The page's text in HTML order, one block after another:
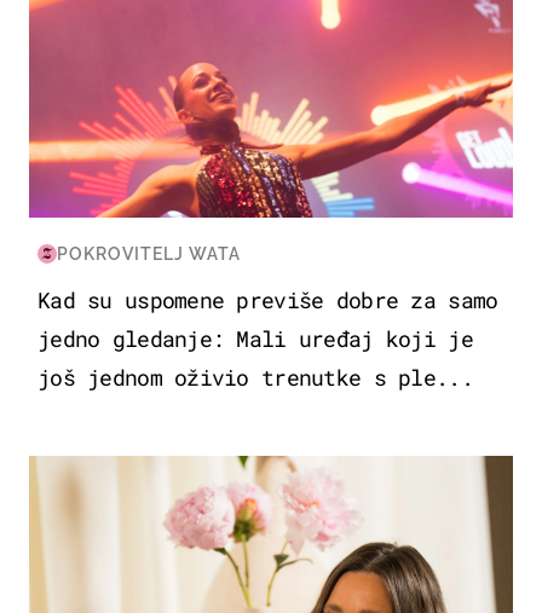
POKROVITELJ WATA
Kad su uspomene previše dobre za samo
jedno gledanje: Mali uređaj koji je
još jednom oživio trenutke s ple...
MODA & LJEPOTA